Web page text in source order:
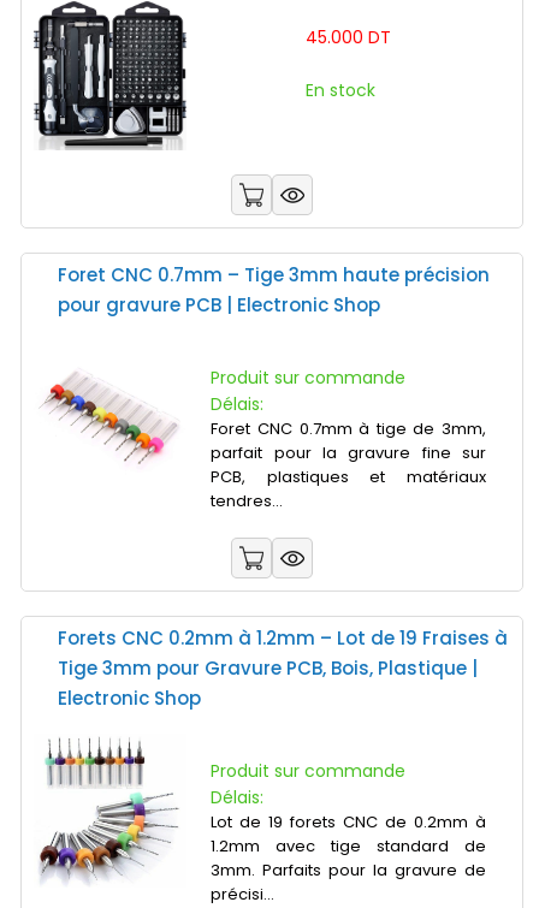
45.000 DT
En stock
Foret CNC 0.7mm – Tige 3mm haute précision
pour gravure PCB | Electronic Shop
Produit sur commande
Délais:
Foret CNC 0.7mm à tige de 3mm,
parfait pour la gravure fine sur
PCB, plastiques et matériaux
tendres...
Forets CNC 0.2mm à 1.2mm – Lot de 19 Fraises à
Tige 3mm pour Gravure PCB, Bois, Plastique |
Electronic Shop
Produit sur commande
Délais:
Lot de 19 forets CNC de 0.2mm à
1.2mm avec tige standard de
3mm. Parfaits pour la gravure de
précisi...